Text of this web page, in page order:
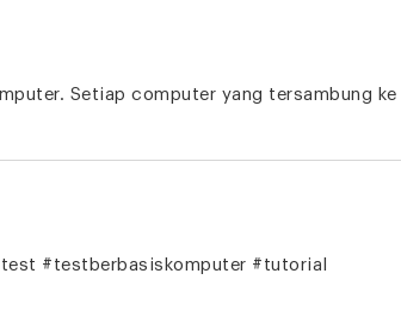
Setiap computer yang tersambung ke
#testberbasiskomputer #tutorial